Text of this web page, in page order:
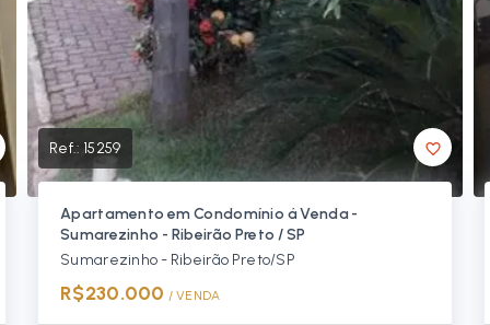
Ref.:15259
Apartamento em Condomínio á Venda -
Sumarezinho - Ribeirão Preto / SP
Sumarezinho - Ribeirão Preto/SP
R$230.000 / VENDA